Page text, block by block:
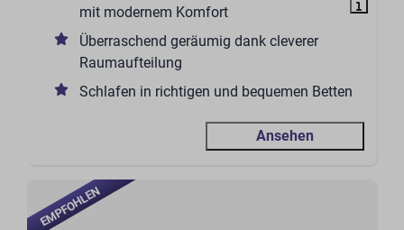
mit modernem Komfort
Überraschend geräumig dank cleverer
Raumaufteilung
Schlafen in richtigen und bequemen Betten
Ansehen
EMPFOHLEN